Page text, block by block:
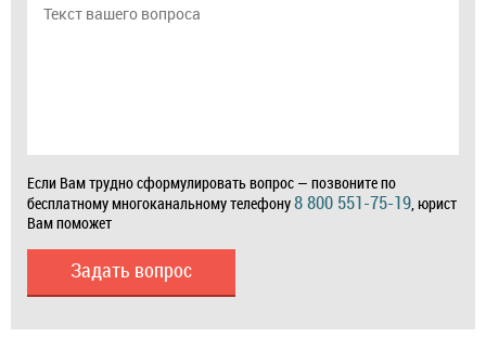
Если Вам трудно сформулировать вопрос — позвоните по
бесплатному многоканальному телефону8 800 551-75-19 , юрист
Вам поможет
Задать вопрос